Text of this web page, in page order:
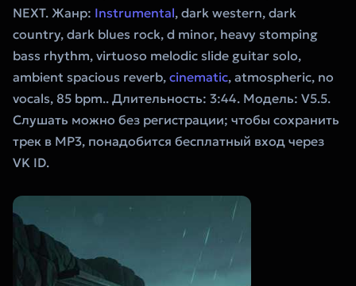
NEXT. Жанр: Instrumental, dark western, dark
country, dark blues rock, d minor, heavy stomping
bass rhythm, virtuoso melodic slide guitar solo,
ambient spacious reverb, cinematic, atmospheric, no
vocals, 85 bpm.. Длительность: 3:44. Модель: V5.5.
Слушать можно без регистрации; чтобы сохранить
трек в MP3, понадобится бесплатный вход через
VK ID.